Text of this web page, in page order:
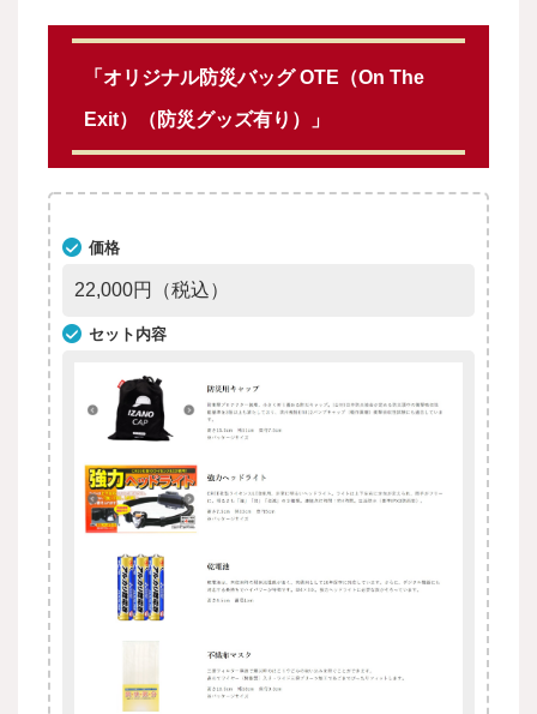
「オリジナル防災バッグ OTE（On The
Exit）（防災グッズ有り）」
価格
22,000円（税込）
セット内容